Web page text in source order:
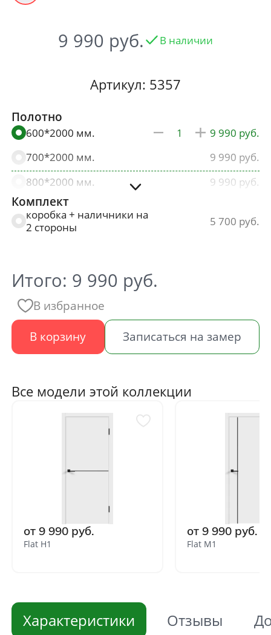
9 990 В наличии
Артикул: 5357
Полотно
600*2000 мм.
9 990
700*2000 мм.
9 990
800*2000 мм.
9 990
900*2000 мм.
Комплект
коробка + наличники на
2 стороны
5 700
Итого: 9 990 руб.
В избранное
В корзину
Записаться на замер
Все модели этой коллекции
от 9 990 руб.
Flat H1
от 9 990 руб.
Flat M1
Характеристики Отзывы